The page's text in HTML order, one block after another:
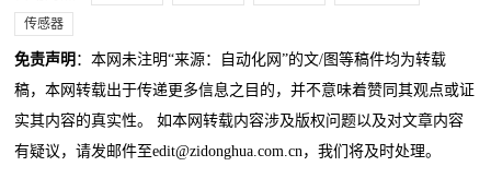
传感器
免责声明 ：本网未注明“来源：自动化网”的文/图等稿件均为转载
稿，本网转载出于传递更多信息之目的，并不意味着赞同其观点或证
实其内容的真实性。 如本网转载内容涉及版权问题以及对文章内容
有疑议，请发邮件至edit@zidonghua.com.cn，我们将及时处理。